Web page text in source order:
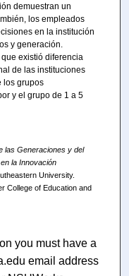
demuestran un
los empleados
en la institución
y generación.
existió diferencia
de las instituciones
los grupos
y el grupo de 1 a 5
las Generaciones y del
la Innovación
University.
College of Education and
you must have a
email address